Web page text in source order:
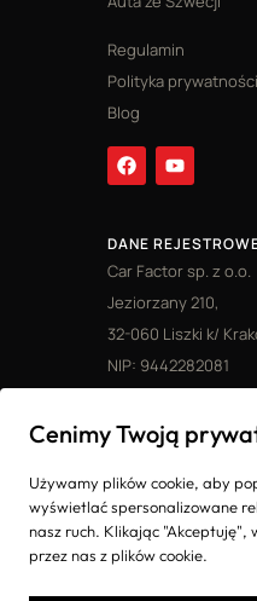
Regulamin
Polityka prywatności
Blog
DANE
Car Factor sp. z o.o.
Jeziorzany 210,
32-060 Liszki k/
NIP: 9442282081
Mitsubishi Pajero z
Porsche Boxster z
Mercedes S500 z
Mercedes S550
Jeep Grand
Cenimy Twoją
Używamy plików cookie, aby
wyświetlać spersonalizowane
nasz ruch. Klikając
przez nas z plików cookie.